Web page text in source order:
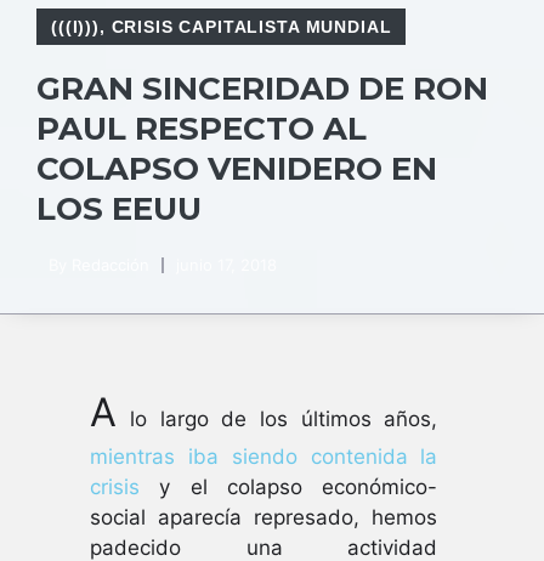
(((I))), CRISIS CAPITALISTA MUNDIAL
GRAN SINCERIDAD DE RON
PAUL RESPECTO AL
COLAPSO VENIDERO EN
LOS EEUU
A lo largo de los últimos años,
mientras iba siendo contenida la
crisis y el colapso económico-
social aparecía represado, hemos
padecido una actividad